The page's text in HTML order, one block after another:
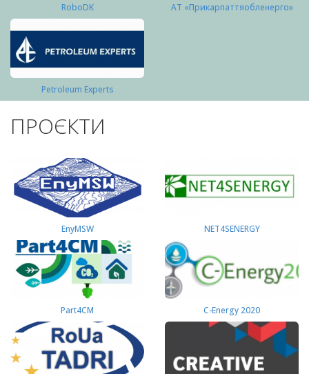
RoboDK АТ «Прикарпаттяобленерго»
Petroleum Experts
ПРОЄКТИ
EnyMSW NET4SENERGY
Part4СМ C-Energy 2020